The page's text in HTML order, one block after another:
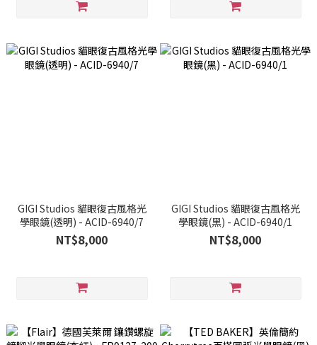
GIGI Studios 貓眼復古風格光
學眼鏡(透明) - ACID-6940/7
NT$8,000
GIGI Studios 貓眼復古風格光
學眼鏡(黑) - ACID-6940/1
NT$8,000